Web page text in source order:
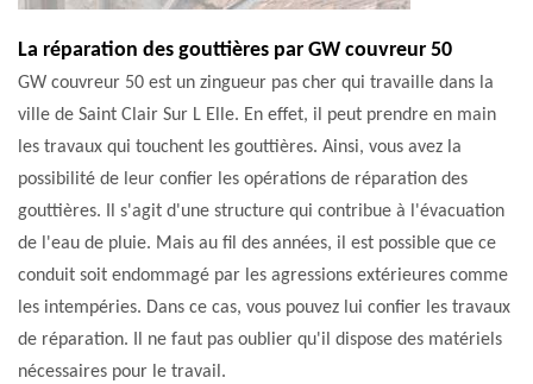
La réparation des gouttières par GW couvreur 50
GW couvreur 50 est un zingueur pas cher qui travaille dans la
ville de Saint Clair Sur L Elle. En effet, il peut prendre en main
les travaux qui touchent les gouttières. Ainsi, vous avez la
possibilité de leur confier les opérations de réparation des
gouttières. Il s'agit d'une structure qui contribue à l'évacuation
de l'eau de pluie. Mais au fil des années, il est possible que ce
conduit soit endommagé par les agressions extérieures comme
les intempéries. Dans ce cas, vous pouvez lui confier les travaux
de réparation. Il ne faut pas oublier qu'il dispose des matériels
nécessaires pour le travail.